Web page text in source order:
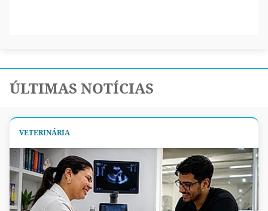
ÚLTIMAS NOTÍCIAS
VETERINÁRIA